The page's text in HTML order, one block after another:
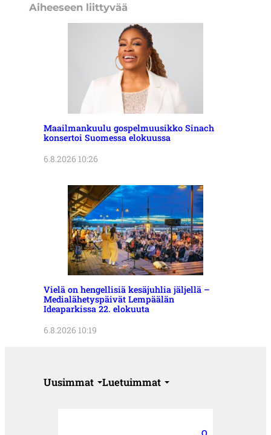
Aiheeseen liittyvää
Maailmankuulu gospelmuusikko Sinach
konsertoi Suomessa elokuussa
6.8.2026 10:26
Vielä on hengellisiä kesäjuhlia jäljellä –
Medialähetyspäivät Lempäälän
Ideaparkissa 22. elokuuta
6.8.2026 10:19
Uusimmat Luetuimmat